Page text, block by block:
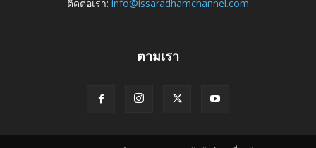
ติดต่อเรา: info@issaradhamchannel.com
ตามเรา